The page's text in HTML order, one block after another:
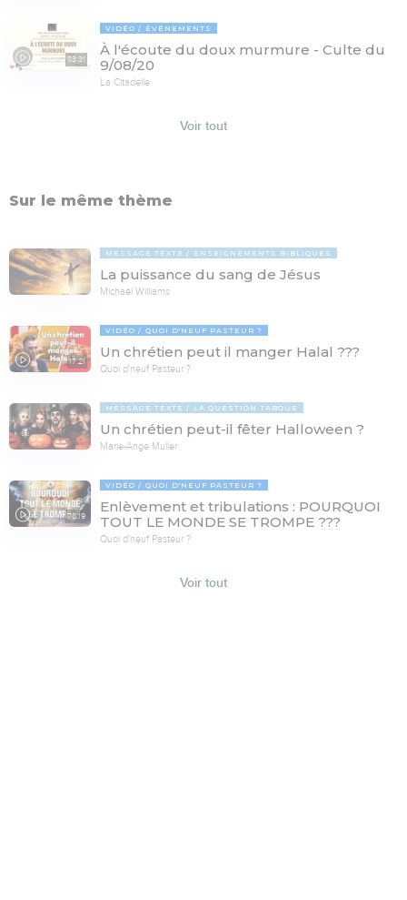
83:31
VIDÉO ÉVÉNEMENTS
À l'écoute du doux murmure - Culte du
9/08/20
La Citadelle
Voir tout
Sur le même thème
MESSAGE TEXTE ENSEIGNEMENTS BIBLIQUES
La puissance du sang de Jésus
Michaël Williams
17:21
VIDÉO QUOI D'NEUF PASTEUR ?
Un chrétien peut il manger Halal ???
Quoi d'neuf Pasteur ?
MESSAGE TEXTE LA QUESTION TABOUE
Un chrétien peut-il fêter Halloween ?
Marie-Ange Muller
78:19
VIDÉO QUOI D'NEUF PASTEUR ?
Enlèvement et tribulations : POURQUOI
TOUT LE MONDE SE TROMPE ???
Quoi d'neuf Pasteur ?
Voir tout